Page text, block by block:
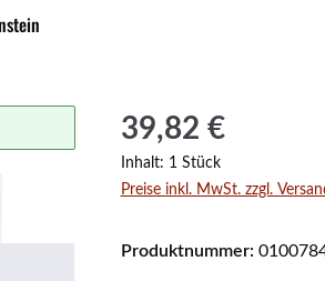
Regulärer Preis:
39,82 €
Inhalt: 1 Stück
Preise inkl. MwSt. zzgl.
Produktnummer: